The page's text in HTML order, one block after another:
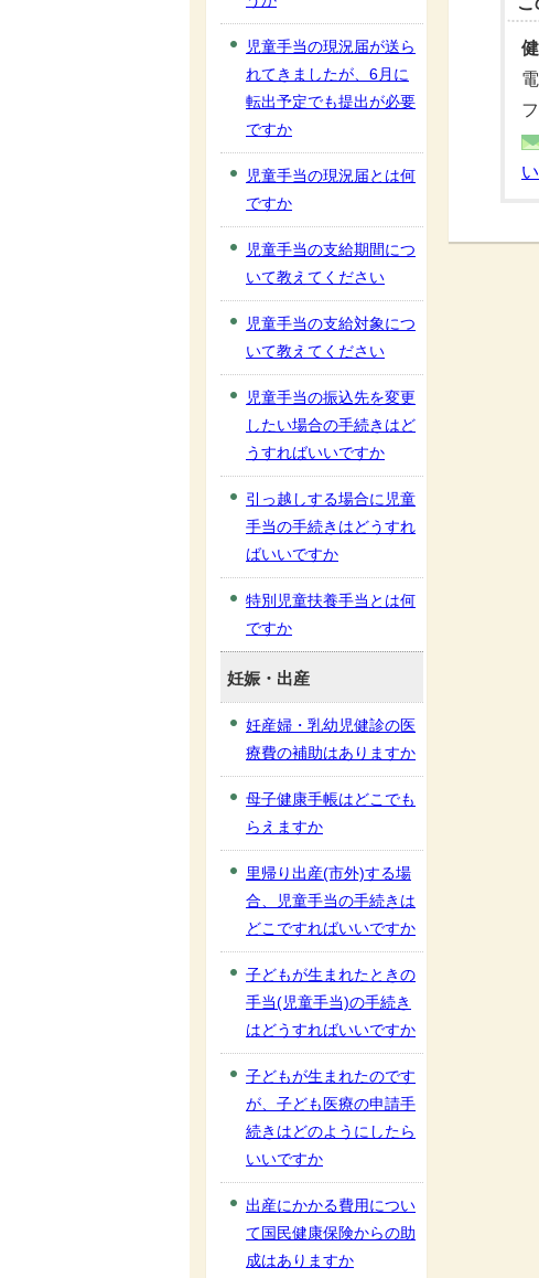
い
児童手当の現況届が送ら
れてきましたが、6月に
転出予定でも提出が必要
ですか
児童手当の現況届とは何
ですか
児童手当の支給期間につ
いて教えてください
児童手当の支給対象につ
いて教えてください
児童手当の振込先を変更
したい場合の手続きはど
うすればいいですか
引っ越しする場合に児童
手当の手続きはどうすれ
ばいいですか
特別児童扶養手当とは何
ですか
妊娠・出産
妊産婦・乳幼児健診の医
療費の補助はありますか
母子健康手帳はどこでも
らえますか
里帰り出産(市外)する場
合、児童手当の手続きは
どこですればいいですか
子どもが生まれたときの
手当(児童手当)の手続き
はどうすればいいですか
子どもが生まれたのです
が、子ども医療の申請手
続きはどのようにしたら
いいですか
出産にかかる費用につい
て国民健康保険からの助
成はありますか